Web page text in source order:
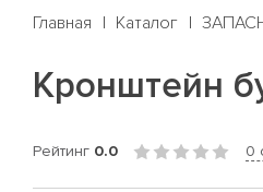
Главная Каталог
Кронштейн
Рейтинг 0.0 0